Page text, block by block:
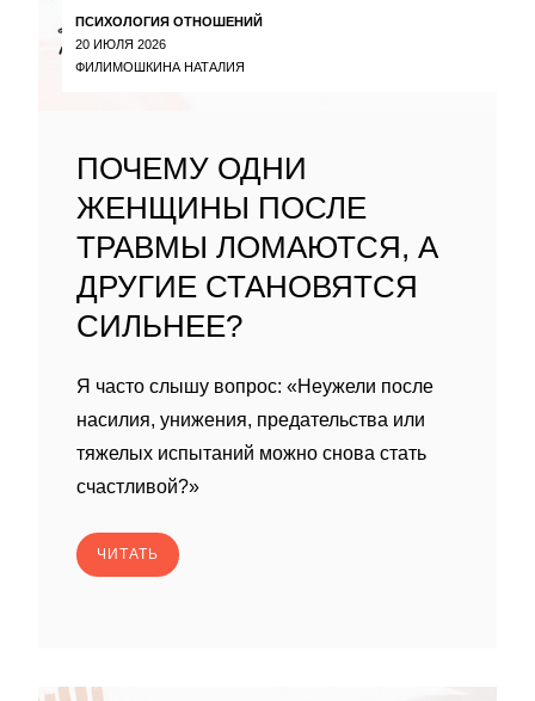
ПСИХОЛОГИЯ ОТНОШЕНИЙ
20 ИЮЛЯ 2026
ФИЛИМОШКИНА НАТАЛИЯ
ПОЧЕМУ ОДНИ
ЖЕНЩИНЫ ПОСЛЕ
ТРАВМЫ ЛОМАЮТСЯ, А
ДРУГИЕ СТАНОВЯТСЯ
СИЛЬНЕЕ?
Я часто слышу вопрос: «Неужели после
насилия, унижения, предательства или
тяжелых испытаний можно снова стать
счастливой?»
ЧИТАТЬ